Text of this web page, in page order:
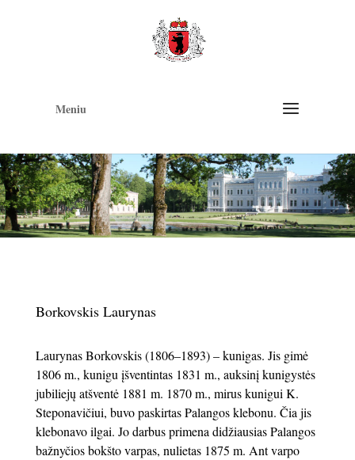
Meniu
Borkovskis Laurynas
Laurynas Borkovskis (1806–1893) – kunigas. Jis gimė
1806 m., kunigu įšventintas 1831 m., auksinį kunigystės
jubiliejų atšventė 1881 m. 1870 m., mirus kunigui K.
Steponavičiui, buvo paskirtas Palangos klebonu. Čia jis
klebonavo ilgai. Jo darbus primena didžiausias Palangos
bažnyčios bokšto varpas, nulietas 1875 m. Ant varpo